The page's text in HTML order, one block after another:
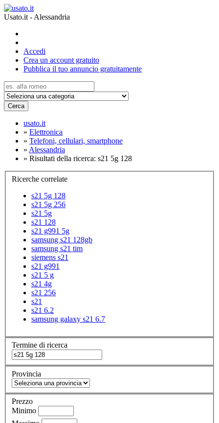
Usato.it - Alessandria
Accedi
Crea un account gratuito
Pubblica il tuo annuncio gratuitamente
Cerca
usato.it
» Elettronica
» Telefoni, cellulari, smartphone
» Alessandria
» Risultati della ricerca: s21 5g 128
Ricerche correlate
s21 5g 128
s21 5g 256
s21 5g
s21 128
s21 g991 5g
samsung s21 128gb
samsung s21 tim
siemens s21
s21 g991
s21 5 g
s21 4g
s21 256
s21
s21 6.2
samsung galaxy s21 6.7
Termine di ricerca
Provincia
Prezzo
Minimo